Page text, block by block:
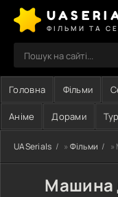
ФІЛЬМИ ТА
Головна Фільми
Аніме Дорами
UASerials » Фільми »
Машина